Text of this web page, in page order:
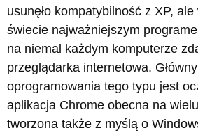
usunęło kompatybilność z XP,
świecie najważniejszym
na niemal każdym komputerze
przeglądarka internetowa.
oprogramowania tego typu jest
aplikacja Chrome obecna na
tworzona także z myślą o